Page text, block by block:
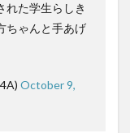
れた学生らしき
ちゃんと手あげ
October 9,